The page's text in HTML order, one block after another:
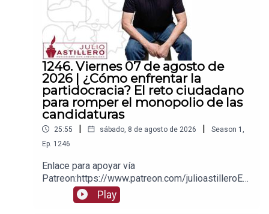
1246. Viernes 07 de agosto de
2026 | ¿Cómo enfrentar la
partidocracia? El reto ciudadano
para romper el monopolio de las
candidaturas
25:55 | sábado, 8 de agosto de 2026 | Season 1
Ep. 1246
Enlace para apoyar vía
Patreon:https://www.patreon.com/julioastilleroEnl
ace para hacer donaciones vía
PayPal:https://www.paypal.me/julioastilleroCuent
Play